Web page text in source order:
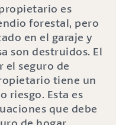
es
forestal, pero
en el garaje y
son destruidos. El
el seguro de
tiene un
riesgo. Esta es
que debe